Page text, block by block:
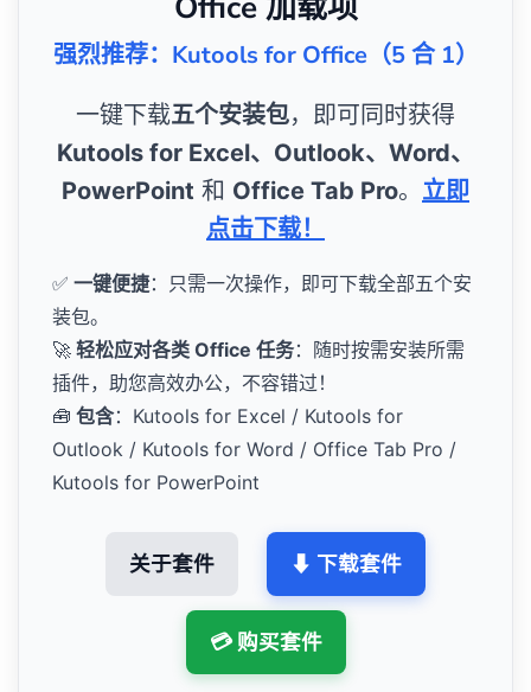
强烈推荐：Kutools for Office（5 合 1）
一键下载五个安装包，即可同时获得
Kutools for Excel、Outlook、Word、
PowerPoint 和 Office Tab Pro。 立即
点击下载！
✅ 一键便捷：只需一次操作，即可下载全部五个安
装包。
🚀 轻松应对各类 Office 任务：随时按需安装所需
插件，助您高效办公，不容错过！
🧰 包含：Kutools for Excel / Kutools for
Outlook / Kutools for Word / Office Tab Pro /
Kutools for PowerPoint
关于套件 ⬇ 下载套件
💳 购买套件